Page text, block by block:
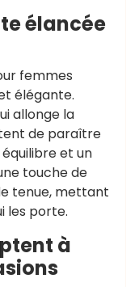
élancée
femmes
élégante.
allonge la
de paraître
et un
touche de
tenue, mettant
les porte.
à